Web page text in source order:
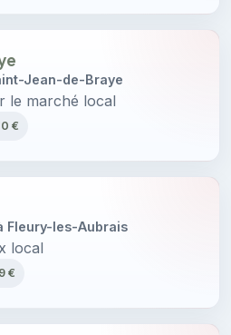
Jean-de-Braye
le marché local
€
Fleury-les-Aubrais
local
€